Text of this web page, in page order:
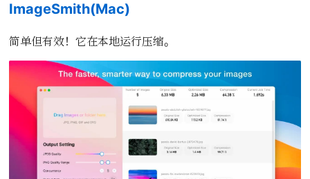
ImageSmith(Mac)
简单但有效！它在本地运行压缩。